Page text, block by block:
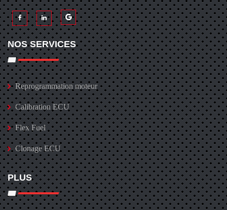
NOS SERVICES
Reprogrammation moteur
Calibration ECU
Flex Fuel
Clonage ECU
PLUS